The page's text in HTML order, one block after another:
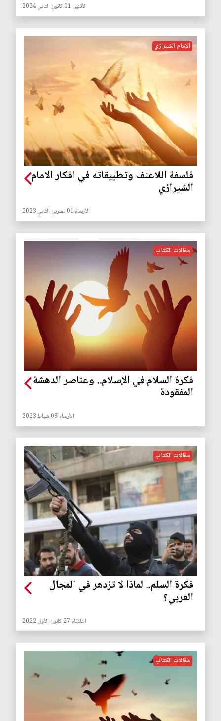
الأثنين 01 كانون الثاني 2024
الإمام الشيرازي
فلسفة اللاعنف وتطبيقاته في افكار الامام
الشيرازي
الأربعاء 01 تشرين الثاني 2023
مقالات الكتاب
فكرة السلام في الإسلام.. وعناصر الدهشة
المفقودة
الأربعاء 08 شباط 2023
مقالات الكتاب
فكرة السلم.. لماذا لا تزدهر في المجال
العربي؟
الثلاثاء 27 كانون الأول 2022
مقالات الكتاب